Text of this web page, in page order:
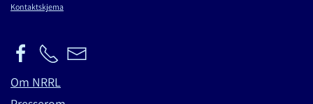
Kontaktskjema
Om NRRL